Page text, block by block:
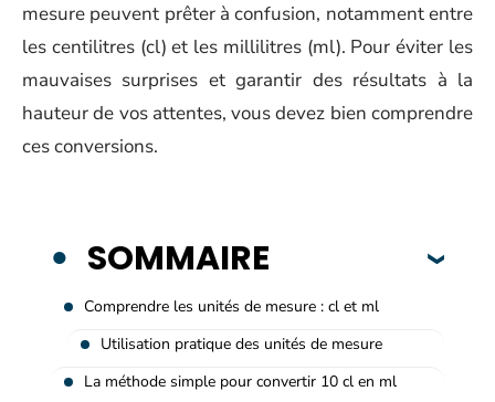
mesure peuvent prêter à confusion, notamment entre
les centilitres (cl) et les millilitres (ml). Pour éviter les
mauvaises surprises et garantir des résultats à la
hauteur de vos attentes, vous devez bien comprendre
ces conversions.
SOMMAIRE
Comprendre les unités de mesure : cl et ml
Utilisation pratique des unités de mesure
La méthode simple pour convertir 10 cl en ml